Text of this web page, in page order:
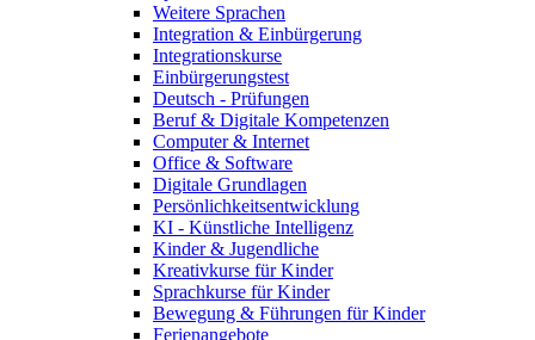
Weitere Sprachen
Integration & Einbürgerung
Integrationskurse
Einbürgerungstest
Deutsch - Prüfungen
Beruf & Digitale Kompetenzen
Computer & Internet
Office & Software
Digitale Grundlagen
Persönlichkeitsentwicklung
KI - Künstliche Intelligenz
Kinder & Jugendliche
Kreativkurse für Kinder
Sprachkurse für Kinder
Bewegung & Führungen für Kinder
Ferienangebote